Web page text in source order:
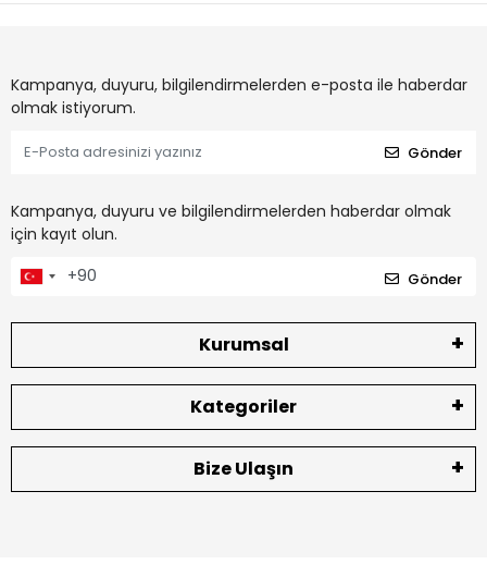
Kampanya, duyuru, bilgilendirmelerden e-posta ile haberdar
olmak istiyorum.
Gönder
Kampanya, duyuru ve bilgilendirmelerden haberdar olmak
için kayıt olun.
Gönder
Kurumsal
Kategoriler
Bize Ulaşın